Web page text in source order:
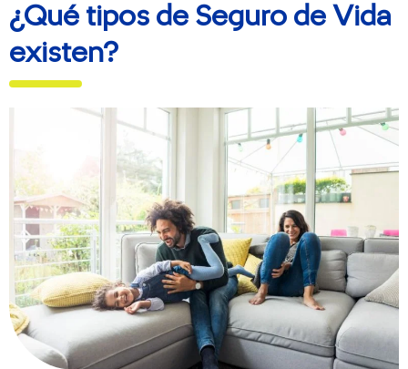
tu auto antes de carnavales
Feria de David 2025: Todo lo
que necesitas saber
Los 5 Destinos Más Llamativos
para Viajar en Auto este
Carnaval
¿Qué tipos de Seguro de Vida
existen?